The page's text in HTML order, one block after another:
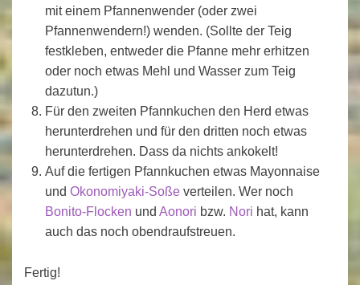
mit einem Pfannenwender (oder zwei
Pfannenwendern!) wenden. (Sollte der Teig
festkleben, entweder die Pfanne mehr erhitzen
oder noch etwas Mehl und Wasser zum Teig
dazutun.)
Für den zweiten Pfannkuchen den Herd etwas
herunterdrehen und für den dritten noch etwas
herunterdrehen. Dass da nichts ankokelt!
Auf die fertigen Pfannkuchen etwas Mayonnaise
und Okonomiyaki-Soße verteilen. Wer noch
Bonito-Flocken und Aonori bzw. Nori hat, kann
auch das noch obendraufstreuen.
Fertig!